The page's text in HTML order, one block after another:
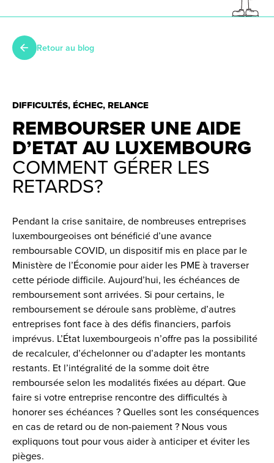
Retour au blog
DIFFICULTÉS, ÉCHEC, RELANCE
REMBOURSER UNE AIDE
D’ETAT AU LUXEMBOURG
COMMENT GÉRER LES
RETARDS?
Pendant la crise sanitaire, de nombreuses entreprises
luxembourgeoises ont bénéficié d’une avance
remboursable COVID, un dispositif mis en place par le
Ministère de l’Économie pour aider les PME à traverser
cette période difficile. Aujourd’hui, les échéances de
remboursement sont arrivées. Si pour certains, le
remboursement se déroule sans problème, d’autres
entreprises font face à des défis financiers, parfois
imprévus. L’État luxembourgeois n’offre pas la possibilité
de recalculer, d’échelonner ou d’adapter les montants
restants. Et l’intégralité de la somme doit être
remboursée selon les modalités fixées au départ. Que
faire si votre entreprise rencontre des difficultés à
honorer ses échéances ? Quelles sont les conséquences
en cas de retard ou de non-paiement ? Nous vous
expliquons tout pour vous aider à anticiper et éviter les
pièges.